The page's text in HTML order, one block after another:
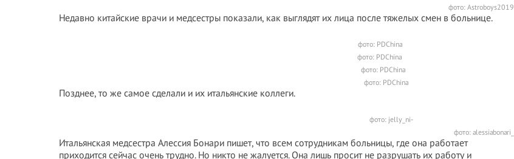
фото: Astroboys2019
Недавно китайские врачи и медсестры показали, как выглядят их лица после тяжелых смен в больнице.
фото: PDChina
фото: PDChina
фото: PDChina
фото: PDChina
Позднее, то же самое сделали и их итальянские коллеги.
фото: jelly_ni-
фото: alessiabonari_
Итальянская медсестра Алессия Бонари пишет, что всем сотрудникам больницы, где она работает
приходится сейчас очень трудно. Но никто не жалуется. Она лишь просит не разрушать их работу и